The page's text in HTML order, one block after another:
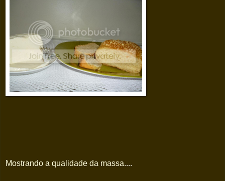
Mostrando a qualidade da massa....